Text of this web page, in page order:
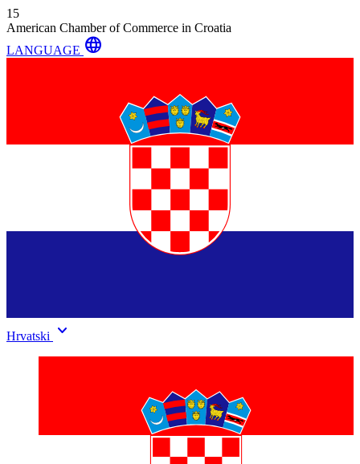
15
American Chamber of Commerce in Croatia
LANGUAGE language
Hrvatski keyboard_arrow_down